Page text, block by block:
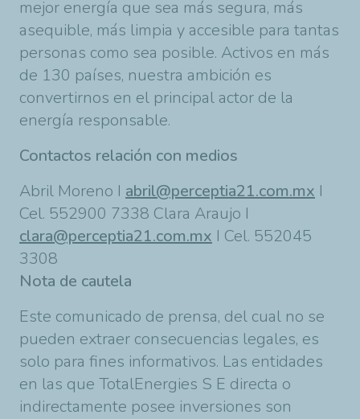
mejor energía que sea más segura, más
asequible, más limpia y accesible para tantas
personas como sea posible. Activos en más
de 130 países, nuestra ambición es
convertirnos en el principal actor de la
energía responsable.
Contactos relación con medios
Abril Moreno I abril@perceptia21.com.mx I
Cel. 552900 7338 Clara Araujo I
clara@perceptia21.com.mx I Cel. 552045
3308
Nota de cautela
Este comunicado de prensa, del cual no se
pueden extraer consecuencias legales, es
solo para fines informativos. Las entidades
en las que TotalEnergies S E directa o
indirectamente posee inversiones son